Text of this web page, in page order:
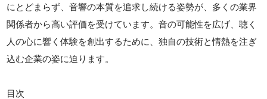
にとどまらず、音響の本質を追求し続ける姿勢が、多くの業界
関係者から高い評価を受けています。音の可能性を広げ、聴く
人の心に響く体験を創出するために、独自の技術と情熱を注ぎ
込む企業の姿に迫ります。
目次